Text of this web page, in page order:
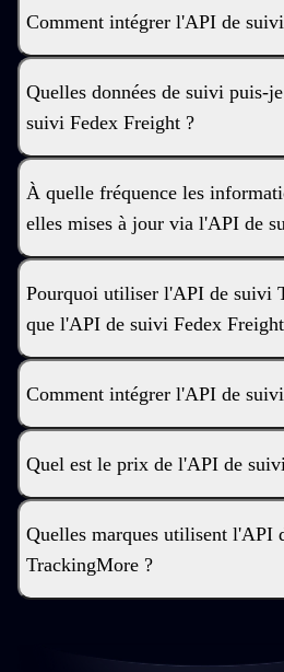
Comment intégrer l'API de
Quelles données de suivi puis-
suivi Fedex Freight ?
À quelle fréquence les
elles mises à jour via l'API de
Pourquoi utiliser l'API de suivi
que l'API de suivi Fedex
Comment intégrer l'API de
Quel est le prix de l'API de
Quelles marques utilisent l'API
TrackingMore ?